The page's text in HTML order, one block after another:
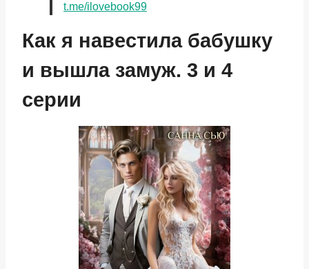
t.me/ilovebook99
Как я навестила бабушку
и вышла замуж. 3 и 4
серии